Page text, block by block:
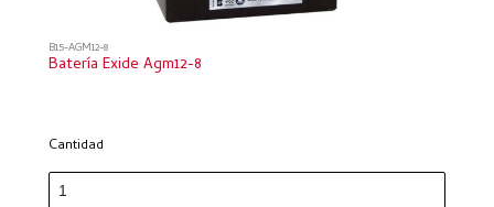
B15-AGM12-8
Batería Exide Agm12-8
Cantidad